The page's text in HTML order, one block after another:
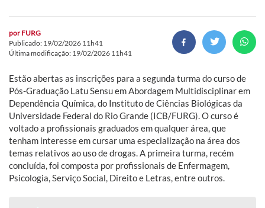
por FURG
Publicado: 19/02/2026 11h41
Última modificação: 19/02/2026 11h41
Estão abertas as inscrições para a segunda turma do curso de
Pós-Graduação Latu Sensu em Abordagem Multidisciplinar em
Dependência Química, do Instituto de Ciências Biológicas da
Universidade Federal do Rio Grande (ICB/FURG). O curso é
voltado a profissionais graduados em qualquer área, que
tenham interesse em cursar uma especialização na área dos
temas relativos ao uso de drogas. A primeira turma, recém
concluída, foi composta por profissionais de Enfermagem,
Psicologia, Serviço Social, Direito e Letras, entre outros.